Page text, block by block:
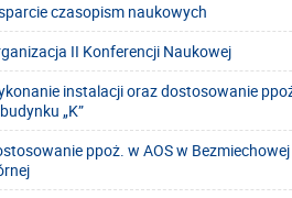
czasopism naukowych
II Konferencji Naukowej
instalacji oraz dostosowanie
„K”
ppoż. w AOS w Bezmiechowej